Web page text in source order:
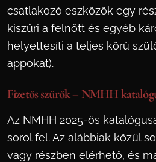
csatlakozó eszközök egy
kiszűri a felnőtt és egyéb
helyettesíti a teljes körű
appokat).
Fizetős szűrők – NMHH
Az NMHH 2025-ös
sorol fel. Az alábbiak közül
vagy részben elérhető, és